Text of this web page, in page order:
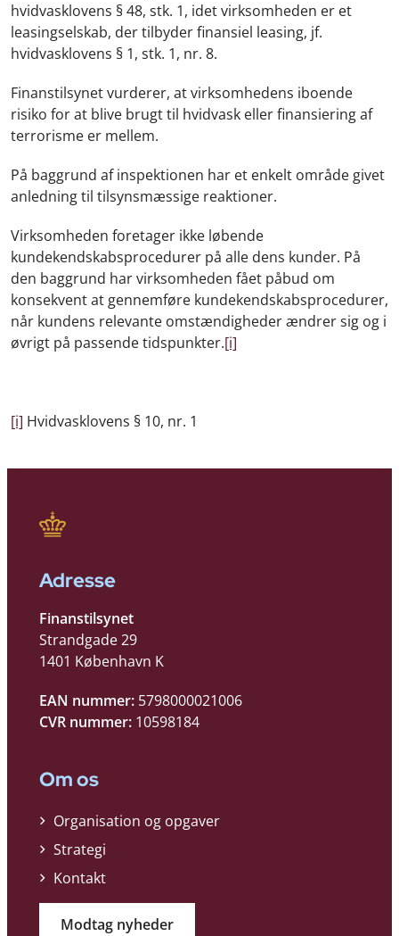
hvidvasklovens § 48, stk. 1, idet virksomheden er et
leasingselskab, der tilbyder finansiel leasing, jf.
hvidvasklovens § 1, stk. 1, nr. 8.
Finanstilsynet vurderer, at virksomhedens iboende
risiko for at blive brugt til hvidvask eller finansiering af
terrorisme er mellem.
På baggrund af inspektionen har et enkelt område givet
anledning til tilsynsmæssige reaktioner.
Virksomheden foretager ikke løbende
kundekendskabsprocedurer på alle dens kunder. På
den baggrund har virksomheden fået påbud om
konsekvent at gennemføre kundekendskabsprocedurer,
når kundens relevante omstændigheder ændrer sig og i
øvrigt på passende tidspunkter.[i]
[i] Hvidvasklovens § 10, nr. 1
Adresse
Finanstilsynet
Strandgade 29
1401 København K
EAN nummer: 5798000021006
CVR nummer: 10598184
Om os
Organisation og opgaver
Strategi
Kontakt
Modtag nyheder